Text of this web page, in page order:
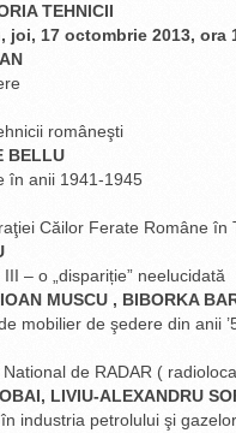
TEHNICII
joi, 17 octombrie 2013, ora
româneşti
BELLU
în anii 1941-1945
Căilor Ferate Române
– o „dispariție” neelucidată
MUSCU , BIBORKA
mobilier de şedere din anii
de RADAR (
LIVIU-ALEXANDRU
industria petrolului şi